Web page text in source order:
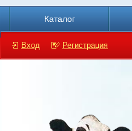
Каталог
Вход Регистрация